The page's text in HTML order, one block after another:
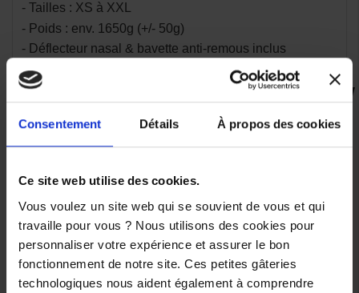
Consentement Détails À propos des cookies
Ce site web utilise des cookies.
Vous voulez un site web qui se souvient de vous et qui
travaille pour vous ? Nous utilisons des cookies pour
personnaliser votre expérience et assurer le bon
fonctionnement de notre site. Ces petites gâteries
technologiques nous aident également à comprendre
- Tailles : XS à XXL
- Poids : env. 1650g (+/- 50g)
- Déflecteur nasal & bavette anti-remous inclus
VOUS AIMEREZ AUSSI
Casque
Scorpion
Exo-
Evo
Carbon
Casque
Scorpion
Exo-
Tech
Evo
Solid
Casque
Scorpion
Exo-
Evo
Furio
Casque
Scorpion
Conquer